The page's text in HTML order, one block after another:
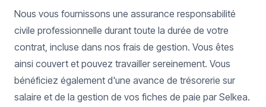
Nous vous fournissons une assurance responsabilité
civile professionnelle durant toute la durée de votre
contrat, incluse dans nos frais de gestion. Vous êtes
ainsi couvert et pouvez travailler sereinement. Vous
bénéficiez également d'une avance de trésorerie sur
salaire et de la gestion de vos fiches de paie par Selkea.